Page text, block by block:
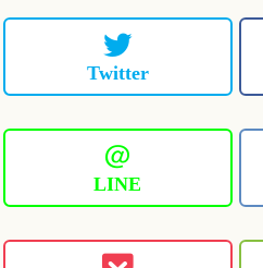
Twitter
＠
LINE